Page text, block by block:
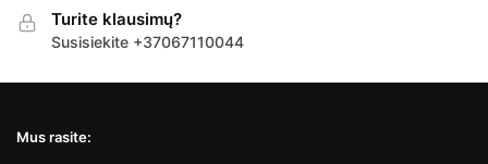
Turite klausimų?
Susisiekite +37067110044
Mus rasite: